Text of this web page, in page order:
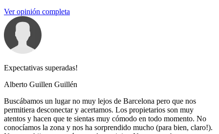
Ver opinión completa
Expectativas superadas!
Alberto Guillen Guillén
Buscábamos un lugar no muy lejos de Barcelona pero que nos
permitiera desconectar y acertamos. Los propietarios son muy
atentos y hacen que te sientas muy cómodo en todo momento. No
conocíamos la zona y nos ha sorprendido mucho (para bien, claro!).